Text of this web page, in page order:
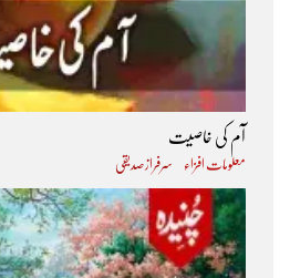
آم کی خاصیت
معلومات افزاء سرفراز صدیقی